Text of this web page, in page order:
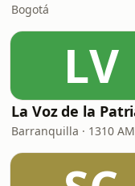
Bogotá
LV
Barranquilla · 1310 AM